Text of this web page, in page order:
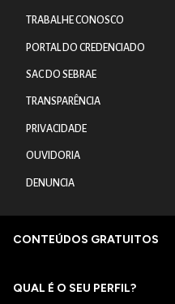
TRABALHE CONOSCO
PORTAL DO CREDENCIADO
SAC DO SEBRAE
TRANSPARÊNCIA
PRIVACIDADE
OUVIDORIA
DENUNCIA
CONTEÚDOS GRATUITOS
QUAL É O SEU PERFIL?